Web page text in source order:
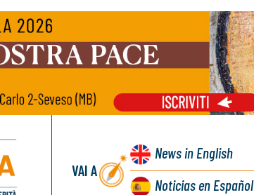
VAI A
Newsin English
Noticiasen Español